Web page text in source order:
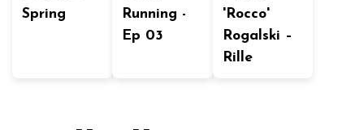
Spring
Running -
Ep 03
'Rocco'
Rogalski –
Rille